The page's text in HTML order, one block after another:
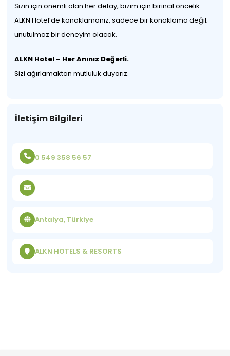
Sizin için önemli olan her detay, bizim için birincil öncelik.
ALKN Hotel’de konaklamanız, sadece bir konaklama değil;
unutulmaz bir deneyim olacak.
ALKN Hotel – Her Anınız Değerli.
Sizi ağırlamaktan mutluluk duyarız.
İletişim Bilgileri
0 549 358 56 57
Antalya, Türkiye
ALKN HOTELS & RESORTS